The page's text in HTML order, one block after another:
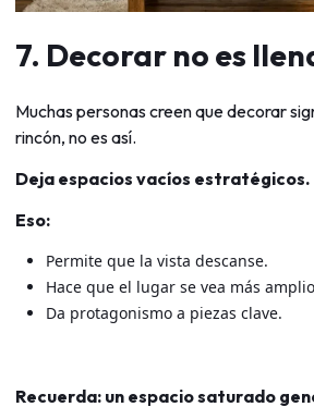
7. Decorar no es
Muchas personas creen que decorar
rincón, no es así.
Deja espacios vacíos estratégicos.
Eso:
Permite que la vista descanse.
Hace que el lugar se vea más
Da protagonismo a piezas clave.
Recuerda: un espacio saturado